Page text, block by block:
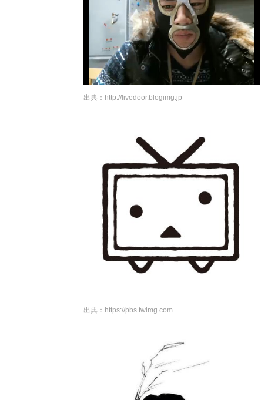
出典： http://livedoor.blogimg.jp
出典： https://pbs.twimg.com